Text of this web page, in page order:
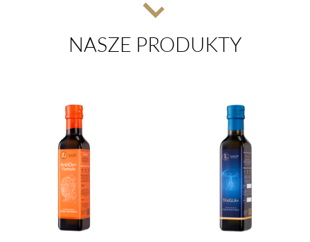
NASZE PRODUKTY